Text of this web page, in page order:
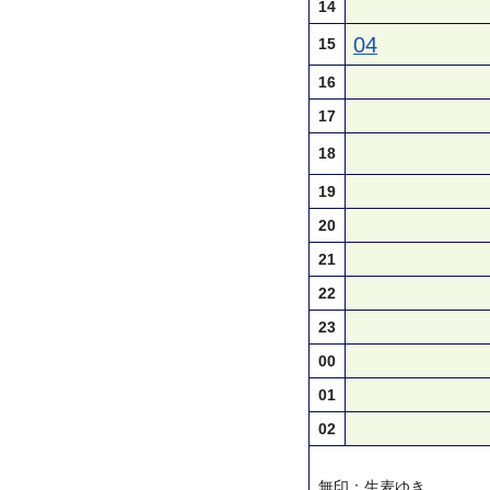
14
15 04
16
17
18
19
20
21
22
23
00
01
02